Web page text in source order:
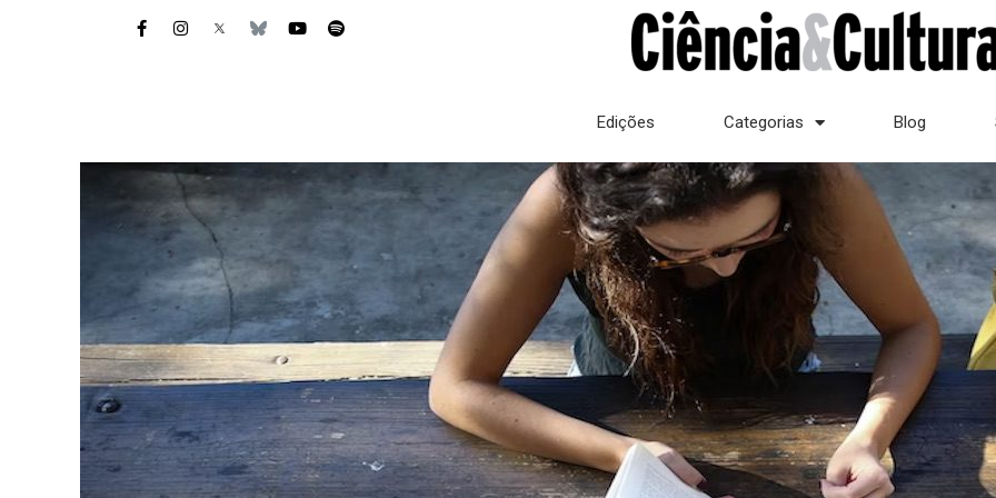
Edições Categorias Blog